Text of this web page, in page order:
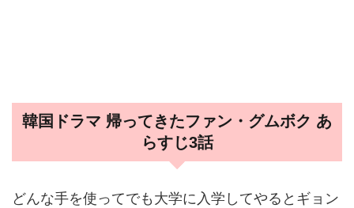
韓国ドラマ 帰ってきたファン・グムボク あ
らすじ3話
どんな手を使ってでも大学に入学してやるとギョン